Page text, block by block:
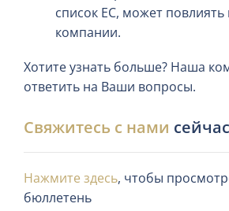
список ЕС, может
компании.
Хотите узнать больше? Наша
ответить на Ваши вопросы.
Свяжитесь с нами
Нажмите здесь, чтобы
бюллетень